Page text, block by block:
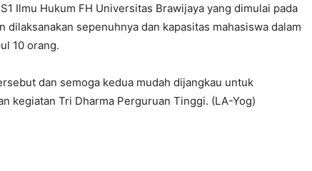
​​Ilmu Hukum FH Universitas Brawijaya yang dimulai pada
sepenuhnya dan kapasitas mahasiswa dalam
10 orang.
dan semoga kedua mudah dijangkau untuk
kegiatan Tri Dharma Perguruan Tinggi. (LA-Yog)